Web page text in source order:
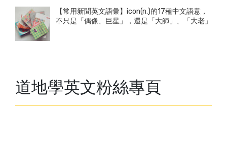
【常用新聞英文語彙】icon(n.)的17種中文語意，
不只是「偶像、巨星」，還是「大師」、「大老」
道地學英文粉絲專頁